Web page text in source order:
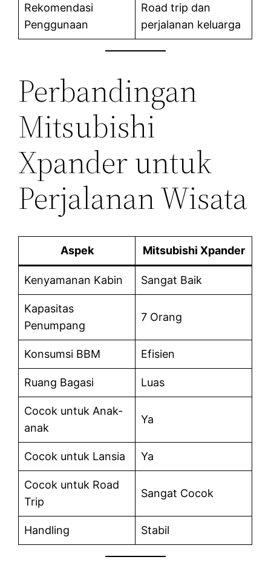
Rekomendasi
Penggunaan
Road trip dan
perjalanan keluarga
Perbandingan
Mitsubishi
Xpander untuk
Perjalanan Wisata
Aspek Mitsubishi Xpander
Kenyamanan Kabin Sangat Baik
Kapasitas
Penumpang
7 Orang
Konsumsi BBM Efisien
Ruang Bagasi Luas
Cocok untuk Anak-
anak
Ya
Cocok untuk Lansia Ya
Cocok untuk Road
Trip
Sangat Cocok
Handling Stabil